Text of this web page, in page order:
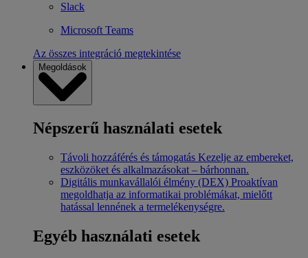
Slack
Microsoft Teams
Az összes integráció megtekintése
Megoldások
Népszerű használati esetek
Távoli hozzáférés és támogatás Kezelje az embereket,
eszközöket és alkalmazásokat – bárhonnan.
Digitális munkavállalói élmény (DEX) Proaktívan
megoldhatja az informatikai problémákat, mielőtt
hatással lennének a termelékenységre.
Egyéb használati esetek